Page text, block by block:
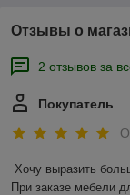
Отзывы о
2 отзывов за
Покупатель
Хочу выразить
При заказе мебели